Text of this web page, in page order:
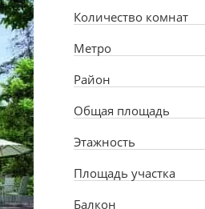
Количество комнат
Метро
Район
Общая площадь
Этажность
Площадь участка
Балкон